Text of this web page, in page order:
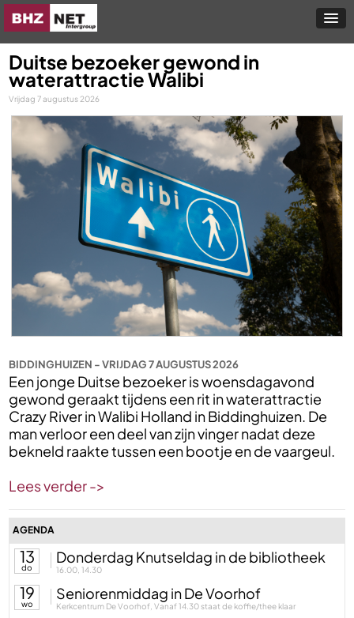
Duitse bezoeker gewond in
waterattractie Walibi
Vrijdag 7 augustus 2026
BIDDINGHUIZEN - VRIJDAG 7 AUGUSTUS 2026
Een jonge Duitse bezoeker is woensdagavond
gewond geraakt tijdens een rit in waterattractie
Crazy River in Walibi Holland in Biddinghuizen. De
man verloor een deel van zijn vinger nadat deze
bekneld raakte tussen een bootje en de vaargeul.
Lees verder ->
AGENDA
13
do
Donderdag Knutseldag in de bibliotheek
16.00, 14.30
19
wo
Seniorenmiddag in De Voorhof
Kerkcentrum De Voorhof, Vanaf 14.30 staat de koffie/thee klaar